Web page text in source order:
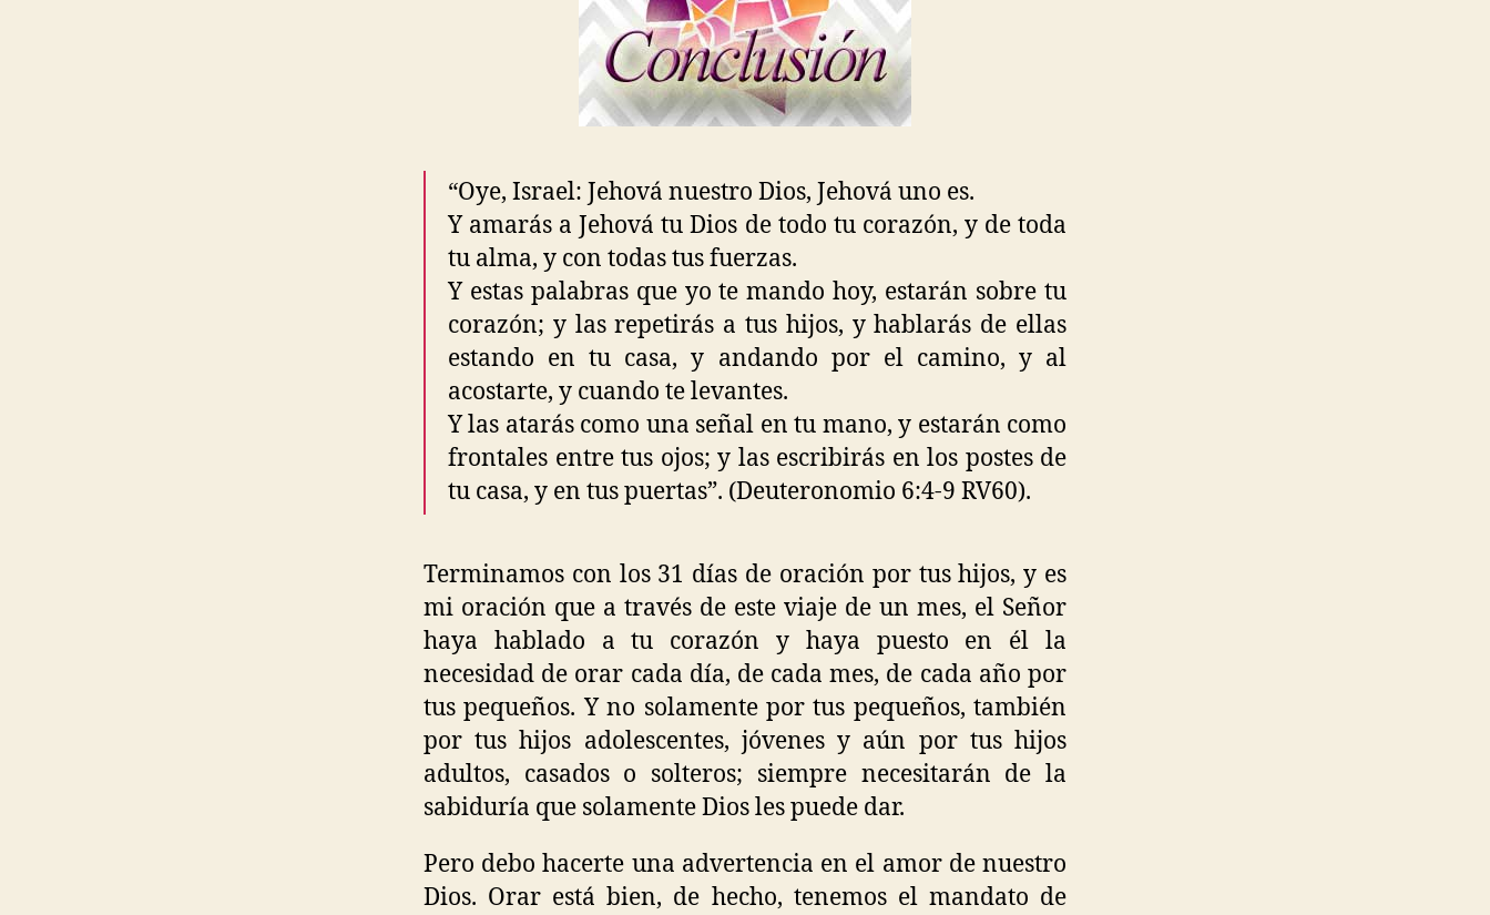
“Oye, Israel: Jehová nuestro Dios, Jehová uno es.
Y amarás a Jehová tu Dios de todo tu corazón, y de toda
tu alma, y con todas tus fuerzas.
Y estas palabras que yo te mando hoy, estarán sobre tu
corazón; y las repetirás a tus hijos, y hablarás de ellas
estando en tu casa, y andando por el camino, y al
acostarte, y cuando te levantes.
Y las atarás como una señal en tu mano, y estarán como
frontales entre tus ojos; y las escribirás en los postes de
tu casa, y en tus puertas”. (Deuteronomio 6:4-9 RV60).
Terminamos con los 31 días de oración por tus hijos, y es
mi oración que a través de este viaje de un mes, el Señor
haya hablado a tu corazón y haya puesto en él la
necesidad de orar cada día, de cada mes, de cada año por
tus pequeños. Y no solamente por tus pequeños, también
por tus hijos adolescentes, jóvenes y aún por tus hijos
adultos, casados o solteros; siempre necesitarán de la
sabiduría que solamente Dios les puede dar.
Pero debo hacerte una advertencia en el amor de nuestro
Dios. Orar está bien, de hecho, tenemos el mandato de